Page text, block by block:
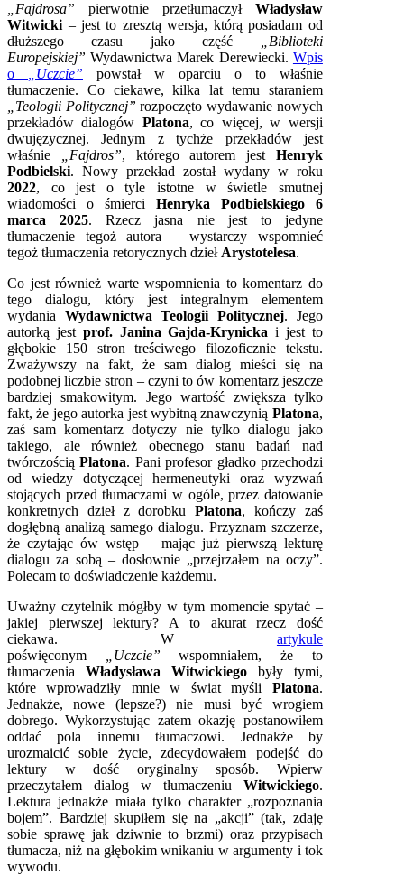
„Fajdrosa” pierwotnie przetłumaczył Władysław
Witwicki – jest to zresztą wersja, którą posiadam od
dłuższego czasu jako część
„Biblioteki
Europejskiej”Wydawnictwa Marek Derewiecki. Wpis
o
„Uczcie”
powstał w oparciu o to właśnie
tłumaczenie. Co ciekawe, kilka lat temu staraniem
„Teologii Politycznej”rozpoczęto wydawanie nowych
przekładów dialogów Platona, co więcej, w wersji
dwujęzycznej. Jednym z tychże przekładów jest
właśnie
„Fajdros”, którego autorem jest Henryk
Podbielski. Nowy przekład został wydany w roku
2022, co jest o tyle istotne w świetle smutnej
wiadomości o śmierci Henryka Podbielskiego 6
marca 2025. Rzecz jasna nie jest to jedyne
tłumaczenie tegoż autora – wystarczy wspomnieć
tegoż tłumaczenia retorycznych dzieł Arystotelesa.
Co jest również warte wspomnienia to komentarz do
tego dialogu, który jest integralnym elementem
wydania Wydawnictwa Teologii Politycznej. Jego
autorką jest prof. Janina Gajda-Krynicka i jest to
głębokie 150 stron treściwego filozoficznie tekstu.
Zważywszy na fakt, że sam dialog mieści się na
podobnej liczbie stron – czyni to ów komentarz jeszcze
bardziej smakowitym. Jego wartość zwiększa tylko
fakt, że jego autorka jest wybitną znawczynią Platona,
zaś sam komentarz dotyczy nie tylko dialogu jako
takiego, ale również obecnego stanu badań nad
twórczościąPlatona. Pani profesor gładko przechodzi
od wiedzy dotyczącej hermeneutyki oraz wyzwań
stojących przed tłumaczami w ogóle, przez datowanie
konkretnych dzieł z dorobkuPlatona, kończy zaś
dogłębną analizą samego dialogu. Przyznam szczerze,
że czytając ów wstęp – mając już pierwszą lekturę
dialogu za sobą – dosłownie „przejrzałem na oczy”.
Polecam to doświadczenie każdemu.
Uważny czytelnik mógłby w tym momencie spytać –
jakiej pierwszej lektury? A to akurat rzecz dość
ciekawa. W artykule
poświęconym
„Uczcie”wspomniałem, że to
tłumaczenia Władysława Witwickiego były tymi,
które wprowadziły mnie w świat myśli Platona.
Jednakże, nowe (lepsze?) nie musi być wrogiem
dobrego. Wykorzystując zatem okazję postanowiłem
oddać pola innemu tłumaczowi. Jednakże by
urozmaicić sobie życie, zdecydowałem podejść do
lektury w dość oryginalny sposób. Wpierw
przeczytałem dialog w tłumaczeniu Witwickiego.
Lektura jednakże miała tylko charakter „rozpoznania
bojem”. Bardziej skupiłem się na „akcji” (tak, zdaję
sobie sprawę jak dziwnie to brzmi) oraz przypisach
tłumacza, niż na głębokim wnikaniu w argumenty i tok
wywodu.